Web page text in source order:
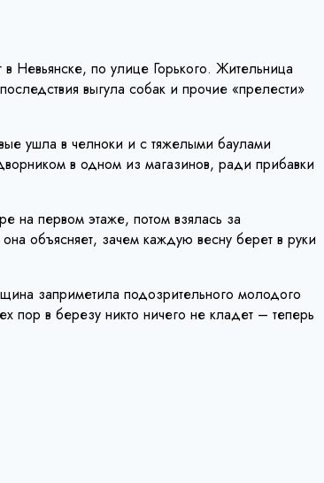
Невьянске, по улице Горького. Жительница
выгула собак и прочие «прелести»
ушла в челноки и с тяжелыми баулами
в одном из магазинов, ради прибавки
на первом этаже, потом взялась за
объясняет, зачем каждую весну берет в руки
заприметила подозрительного молодого
пор в березу никто ничего не кладет – теперь